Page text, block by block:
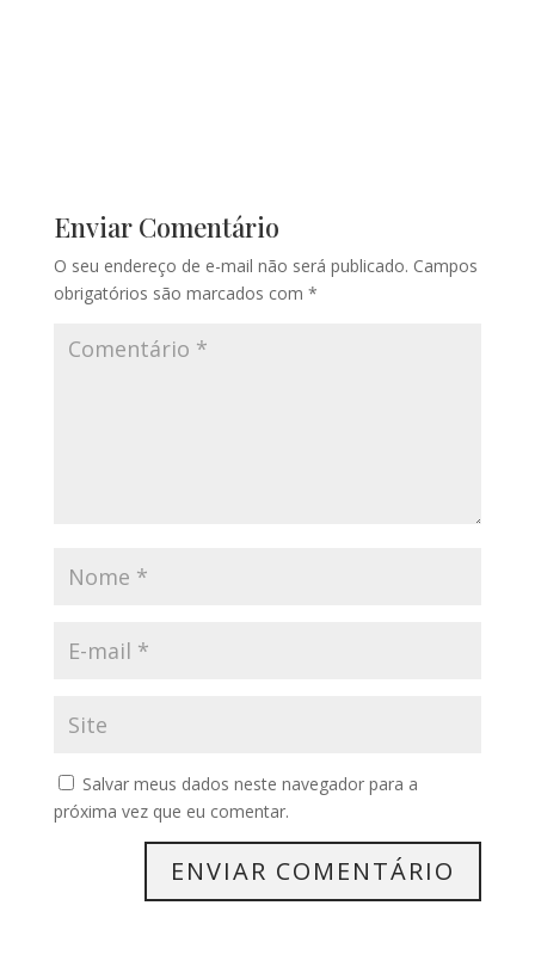
Enviar Comentário
O seu endereço de e-mail não será publicado. Campos
obrigatórios são marcados com *
Salvar meus dados neste navegador para a
próxima vez que eu comentar.